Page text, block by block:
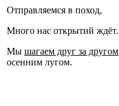
Отправляемся в поход,
Много нас открытий ждёт.
Мы шагаем друг за другом
осенним лугом.